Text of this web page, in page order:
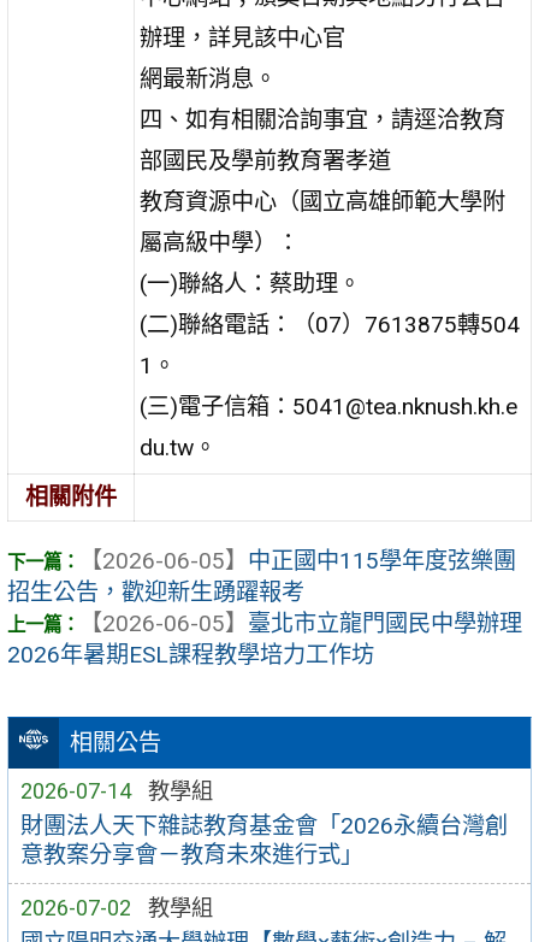
相關公告
2026-07-14 教學組
財團法人天下雜誌教育基金會「2026永續台灣創
意教案分享會－教育未來進行式」
2026-07-02 教學組
辦理，詳見該中心官
網最新消息。
四、如有相關洽詢事宜，請逕洽教育
部國民及學前教育署孝道
教育資源中心（國立高雄師範大學附
屬高級中學）：
(一)聯絡人：蔡助理。
(二)聯絡電話：（07）7613875轉504
1。
(三)電子信箱：5041@tea.nknush.kh.e
du.tw。
相關附件
【2026-06-05】 中正國中115學年度弦樂團
招生公告，歡迎新生踴躍報考
【2026-06-05】 臺北市立龍門國民中學辦理
2026年暑期ESL課程教學培力工作坊